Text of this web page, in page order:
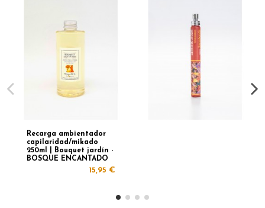
Recarga ambientador
capilaridad/mikado
250ml | Bouquet jardín -
BOSQUE ENCANTADO
15,95 €